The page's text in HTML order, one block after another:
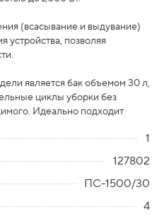
(всасывание и выдувание)
устройства, позволяя
является бак объемом 30 л,
циклы уборки без
Идеально подходит
1
127802
ПС-1500/30
4